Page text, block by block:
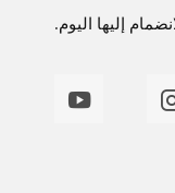
إليها اليوم.